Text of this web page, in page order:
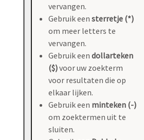
vervangen.
Gebruik een sterretje (*)
om meer letters te
vervangen.
Gebruik een dollarteken
($)voor uw zoekterm
voor resultaten die op
elkaar lijken.
Gebruik een minteken (-)
om zoektermen uit te
sluiten.